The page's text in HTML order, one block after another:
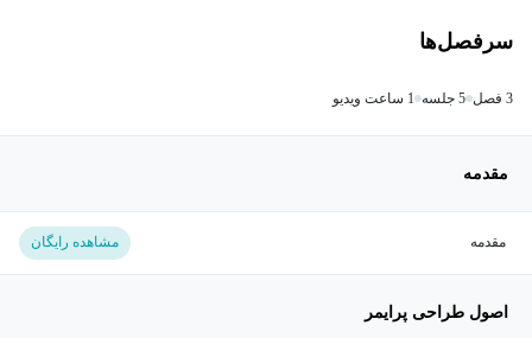
سرفصل‌ها
3 فصل 5 جلسه 1 ساعت ویدیو
مقدمه
مقدمه مشاهده رایگان
اصول طراحی پرایمر